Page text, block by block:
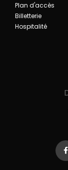
Plan d'accès
Billetterie
Hospitalité